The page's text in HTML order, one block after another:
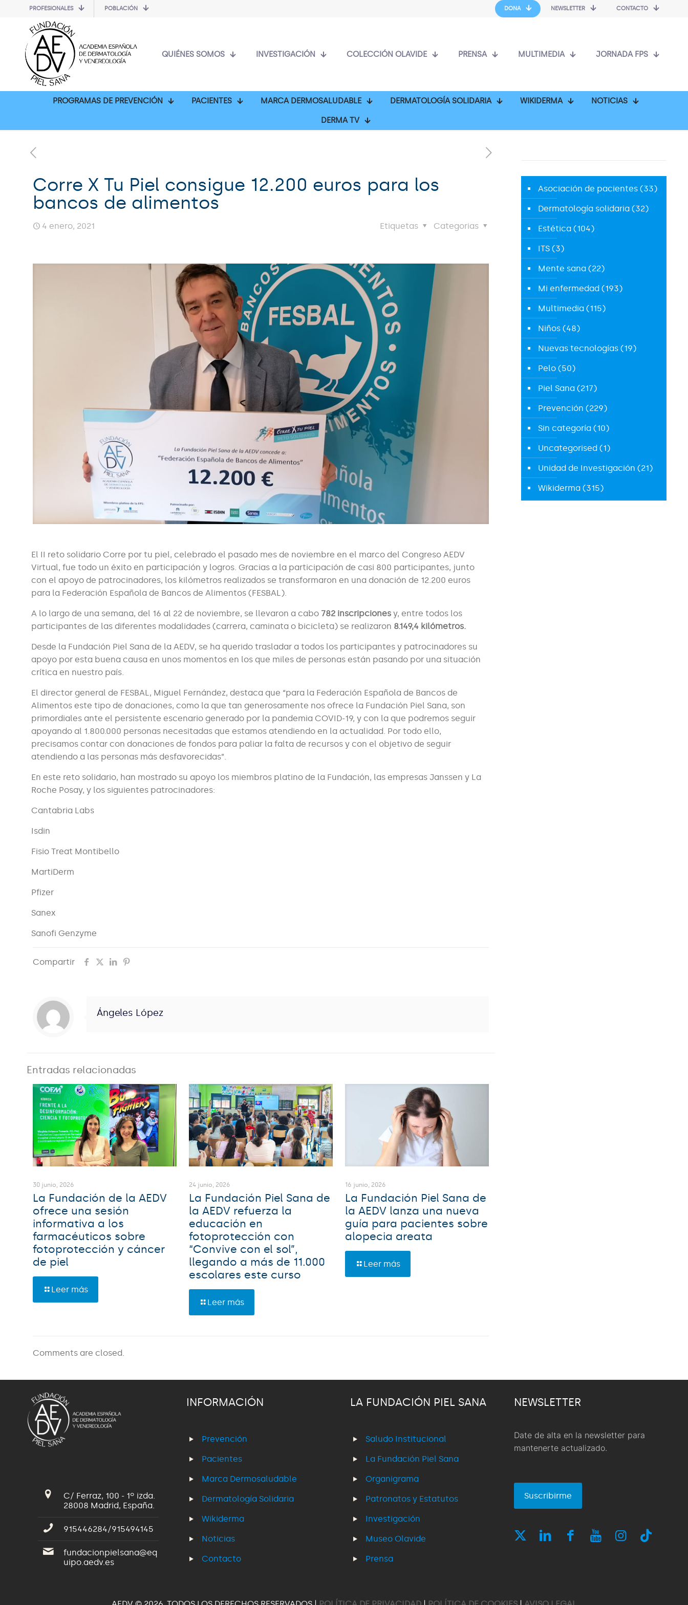
PROFESIONALES POBLACIÓN DONA NEWSLETTER CONTACTO
QUIÉNES SOMOS INVESTIGACIÓN COLECCIÓN OLAVIDE PRENSA MULTIMEDIA JORNADA FPS
PROGRAMAS DE PREVENCIÓN PACIENTES MARCA DERMOSALUDABLE DERMATOLOGÍA SOLIDARIA WIKIDERMA NOTICIAS
DERMA TV
Corre X Tu Piel consigue 12.200 euros para los
bancos de alimentos
4 enero, 2021 Categorias
Etiquetas
El II reto solidario Corre por tu piel, celebrado el pasado mes de noviembre en el marco del Congreso AEDV
Virtual, fue todo un éxito en participación y logros. Gracias a la participación de casi 800 participantes, junto
con el apoyo de patrocinadores, los kilómetros realizados se transformaron en una donación de 12.200 euros
para la Federación Española de Bancos de Alimentos (FESBAL).
A lo largo de una semana, del 16 al 22 de noviembre, se llevaron a cabo 782 inscripcionesy, entre todos los
participantes de las diferentes modalidades (carrera, caminata o bicicleta) se realizaron 8.149,4 kilómetros.
Desde la Fundación Piel Sana de la AEDV, se ha querido trasladar a todos los participantes y patrocinadores su
apoyo por esta buena causa en unos momentos en los que miles de personas están pasando por una situación
crítica en nuestro país.
El director general de FESBAL, Miguel Fernández, destaca que “para la Federación Española de Bancos de
Alimentos este tipo de donaciones, como la que tan generosamente nos ofrece la Fundación Piel Sana, son
primordiales ante el persistente escenario generado por la pandemia COVID-19, y con la que podremos seguir
apoyando al 1.800.000 personas necesitadas que estamos atendiendo en la actualidad. Por todo ello,
precisamos contar con donaciones de fondos para paliar la falta de recursos y con el objetivo de seguir
atendiendo a las personas más desfavorecidas”.
En este reto solidario, han mostrado su apoyo los miembros platino de la Fundación, las empresas Janssen y La
Roche Posay, y los siguientes patrocinadores:
Cantabria Labs
Isdin
Fisio Treat Montibello
MartiDerm
Pfizer
Sanex
Sanofi Genzyme
Compartir
Ángeles López
Entradas relacionadas
30 junio, 2026
La Fundación de la AEDV
ofrece una sesión
informativa a los
farmacéuticos sobre
fotoprotección y cáncer
de piel
Leer más
24 junio, 2026
La Fundación Piel Sana de
la AEDV refuerza la
educación en
fotoprotección con
“Convive con el sol”,
llegando a más de 11.000
escolares este curso
Leer más
16 junio, 2026
La Fundación Piel Sana de
la AEDV lanza una nueva
guía para pacientes sobre
alopecia areata
Leer más
Comments are closed.
Asociación de pacientes (33)
Dermatología solidaria (32)
Estética (104)
ITS (3)
Mente sana (22)
Mi enfermedad (193)
Multimedia (115)
Niños (48)
Nuevas tecnologías (19)
Pelo (50)
Piel Sana (217)
Prevención (229)
Sin categoría (10)
Uncategorised (1)
Unidad de Investigación (21)
Wikiderma (315)
C/ Ferraz, 100 - 1º izda.
28008 Madrid, España.
915446284/915494145
fundacionpielsana@eq
uipo.aedv.es
INFORMACIÓN
Prevención
Pacientes
Marca Dermosaludable
Dermatología Solidaria
Wikiderma
Noticias
Contacto
LA FUNDACIÓN PIEL SANA
Saludo Institucional
La Fundación Piel Sana
Organigrama
Patronatos y Estatutos
Investigación
Museo Olavide
Prensa
NEWSLETTER
Date de alta en la newsletter para
mantenerte actualizado.
Suscribirme